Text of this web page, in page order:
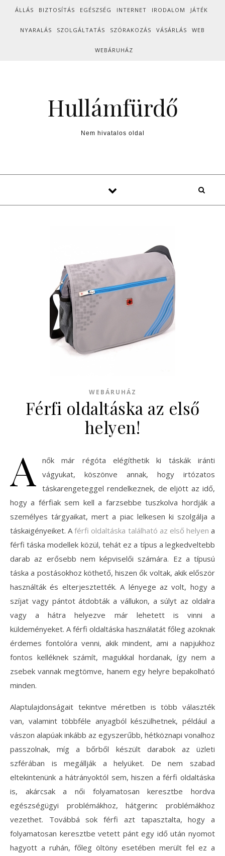
Skip to content
ÁLLÁS BIZTOSÍTÁS EGÉSZSÉG INTERNET IRODALOM JÁTÉK
NYARALÁS SZOLGÁLTATÁS SZÓRAKOZÁS VÁSÁRLÁS WEB
WEBÁRUHÁZ
Hullámfürdő
Nem hivatalos oldal
WEBÁRUHÁZ
Férfi oldaltáska az első
helyen!
A
nők már régóta elégíthetik ki táskák iránti
vágyukat, köszönve annak, hogy irtózatos
táskarengeteggel rendelkeznek, de eljött az idő,
hogy a férfiak sem kell a farzsebbe tuszkolva hordják a
személyes tárgyaikat, mert a piac lelkesen ki szolgálja a
táskaigényeiket. Aférfi oldaltáska található az első helyen a
férfi táska modellek közül, tehát ez a típus a legkedveltebb
darab az erősebb nem képviselői számára. Ez a típusú
táska a postásokhoz köthető, hiszen ők voltak, akik először
használták és elterjesztették. A lényege az volt, hogy a
szíjat vagy pántot átdobták a vállukon, a súlyt az oldalra
vagy a hátra helyezve már lehetett is vinni a
küldeményeket. A férfi oldaltáska használatát főleg azoknak
érdemes fontolóra venni, akik mindent, ami a napjukhoz
fontos kelléknek számít, magukkal hordanak, így nem a
zsebek vannak megtömve, hanem egy helyre bepakolható
minden.
Alaptulajdonságait tekintve méretben is több választék
van, valamint többféle anyagból készülhetnek, például a
vászon alapúak inkább az egyszerűbb, hétköznapi vonalhoz
passzolnak, míg a bőrből készült darabok az üzleti
szférában is megállják a helyüket. De nem szabad
eltekintenünk a hátrányoktól sem, hiszen a férfi oldaltáska
is, akárcsak a női folyamatosan keresztbe hordva
egészségügyi problémákhoz, hátgerinc problémákhoz
vezethet. Továbbá sok férfi azt tapasztalta, hogy a
folyamatosan keresztbe vetett pánt egy idő után nyomot
hagyott a ruhán, főleg öltöny esetében merült fel ez a